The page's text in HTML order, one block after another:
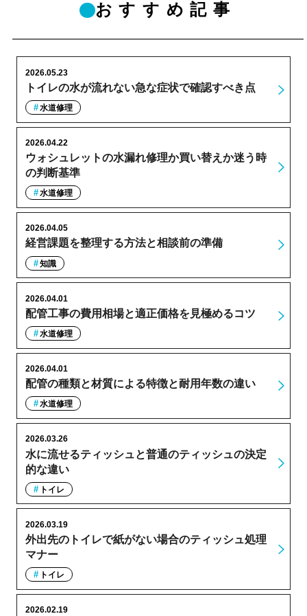
おすすめ記事
トイレの水が流れない急な症状で確認すべき点
2026.05.23
水道修理
ウォシュレットの水漏れ修理か買い替えか迷う時
の判断基準
2026.04.22
水道修理
経営課題を整理する方法と相談前の準備
2026.04.05
知識
配管工事の費用相場と適正価格を見極めるコツ
2026.04.01
水道修理
配管の種類と材質による特徴と耐用年数の違い
2026.04.01
水道修理
水に流せるティッシュと普通のティッシュの決定
的な違い
2026.03.26
トイレ
外出先のトイレで紙がない場合のティッシュ処理
マナー
2026.03.19
トイレ
2026.02.19